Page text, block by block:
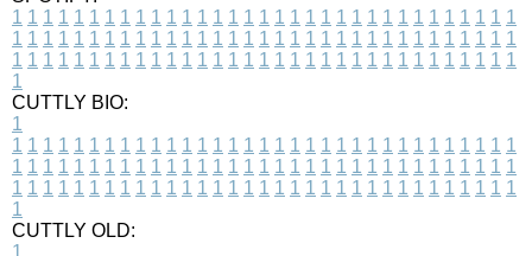
1 1 1 1 1 1 1 1 1 1 1 1 1 1 1 1 1 1 1 1 1 1 1 1 1 1 1 1 1 1 1 1 1
1 1 1 1 1 1 1 1 1 1 1 1 1 1 1 1 1 1 1 1 1 1 1 1 1 1 1 1 1 1 1 1 1
1 1 1 1 1 1 1 1 1 1 1 1 1 1 1 1 1 1 1 1 1 1 1 1 1 1 1 1 1 1 1 1 1
1
CUTTLY BIO:
1
1 1 1 1 1 1 1 1 1 1 1 1 1 1 1 1 1 1 1 1 1 1 1 1 1 1 1 1 1 1 1 1 1
1 1 1 1 1 1 1 1 1 1 1 1 1 1 1 1 1 1 1 1 1 1 1 1 1 1 1 1 1 1 1 1 1
1 1 1 1 1 1 1 1 1 1 1 1 1 1 1 1 1 1 1 1 1 1 1 1 1 1 1 1 1 1 1 1 1
1
CUTTLY OLD:
1